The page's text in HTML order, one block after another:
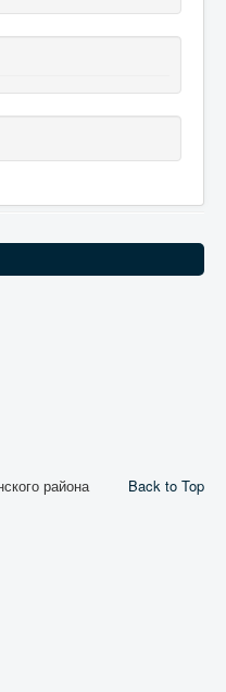
Back to Top
района